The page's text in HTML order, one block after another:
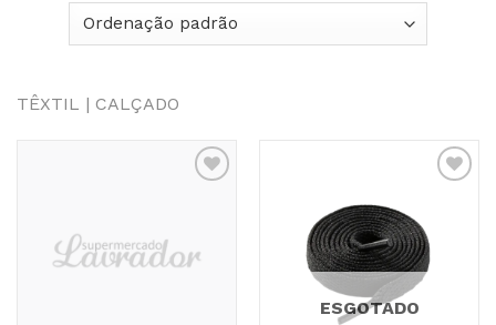
TÊXTIL | CALÇADO
Favoritos
Adicionar
aos
Favoritos
ESGOTADO